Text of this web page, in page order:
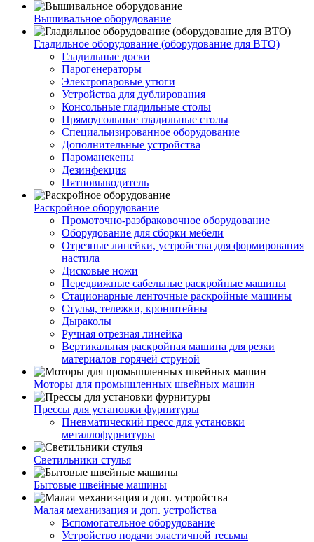
Вышивальное оборудование
Гладильное оборудование (оборудование для ВТО)
Гладильные доски
Парогенераторы
Электропаровые утюги
Устройства для дублирования
Консольные гладильные столы
Прямоугольные гладильные столы
Специальизированное оборудование
Дополнительные устройства
Пароманекены
Дезинфекция
Пятновыводитель
Раскройное оборудование
Промоточно-разбраковочное оборудование
Оборудование для сборки мебели
Отрезные линейки, устройства для формирования
настила
Дисковые ножи
Передвижные сабельные раскройные машины
Стационарные ленточные раскройные машины
Стулья, тележки, кронштейны
Дыраколы
Ручная отрезная линейка
Вертикальная раскройная машина для резки
материалов горячей струной
Моторы для промышленных швейных машин
Прессы для установки фурнитуры
Пневматический пресс для установки
металлофурнитуры
Светильники стулья
Бытовые швейные машины
Малая механизация и доп. устройства
Вспомогательное оборудование
Устройство подачи эластичной тесьмы